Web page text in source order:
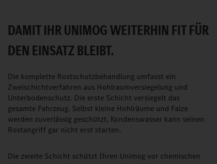
DAMIT IHR UNIMOG WEITERHIN FIT FÜR
DEN EINSATZ BLEIBT.
Die komplette Rostschutzbehandlung umfasst ein
Zweischichtverfahren aus Hohlraumversiegelung und
Unterbodenschutz. Die erste Schicht versiegelt das
gesamte Fahrzeug. Selbst kleine Hohlräume und Falze
werden zuverlässig geschützt, Kondenswasser kann seinen
Rostangriff gar nicht erst starten.
Die zweite Schicht schützt Ihren Unimog vor chemischen